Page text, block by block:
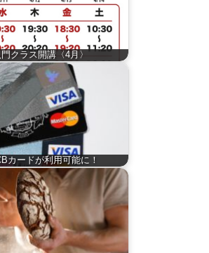
クラス開講〈4月〉
カードが利用可能に！